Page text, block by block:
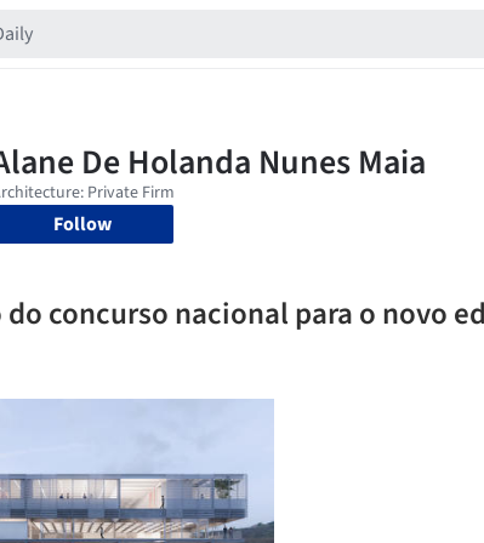
Follow
do concurso nacional para o novo